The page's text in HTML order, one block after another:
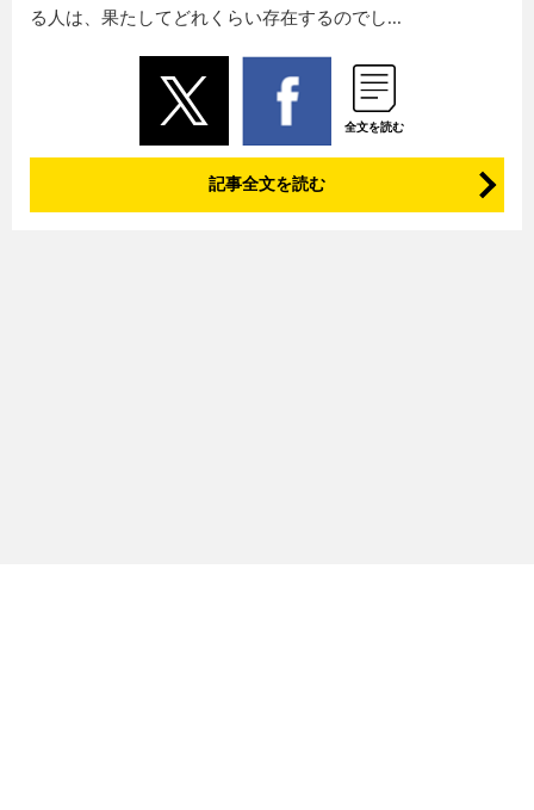
る人は、果たしてどれくらい存在するのでし...
全文を読む
記事全文を読む